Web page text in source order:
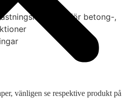
för betong-,
vänligen se respektive produkt på